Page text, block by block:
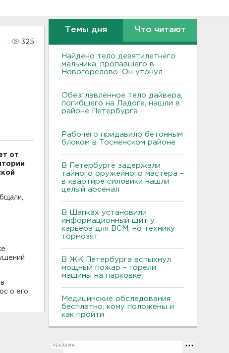
325
от
о его
Темы дня Что читают
Найдено тело девятилетнего
мальчика, пропавшего в
Новогорелово. Он утонул
Обезглавленное тело дайвера,
погибшего на Ладоге, нашли в
районе Петербурга
Рабочего придавило бетонным
блоком в Тосненском районе
В Петербурге задержали
тайного оружейного мастера –
в квартире силовики нашли
целый арсенал
В Шапках установили
информационный щит у
карьера для ВСМ, но технику
тормозят
В ЖК Петербурга вспыхнул
мощный пожар – горели
машины на парковке
Медицинские обследования
бесплатно: кому положены и
как пройти
РЕКЛАМА